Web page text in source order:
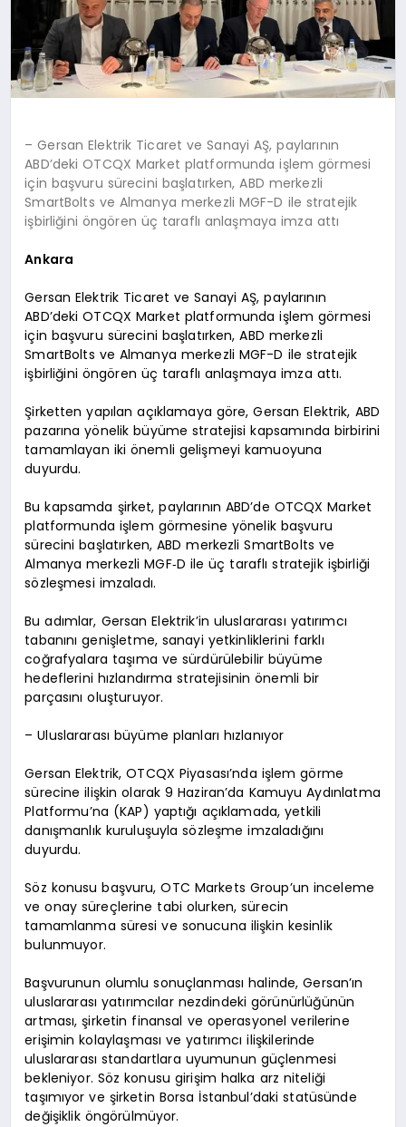
YAŞAM
DIĞER
– Gersan Elektrik Ticaret ve Sanayi AŞ, paylarının
ABD’deki OTCQX Market platformunda işlem görmesi
için başvuru sürecini başlatırken, ABD merkezli
SmartBolts ve Almanya merkezli MGF-D ile stratejik
işbirliğini öngören üç taraflı anlaşmaya imza attı
Ankara
Gersan Elektrik Ticaret ve Sanayi AŞ, paylarının
ABD’deki OTCQX Market platformunda işlem görmesi
için başvuru sürecini başlatırken, ABD merkezli
SmartBolts ve Almanya merkezli MGF-D ile stratejik
işbirliğini öngören üç taraflı anlaşmaya imza attı.
Şirketten yapılan açıklamaya göre, Gersan Elektrik, ABD
pazarına yönelik büyüme stratejisi kapsamında birbirini
tamamlayan iki önemli gelişmeyi kamuoyuna
duyurdu.
Bu kapsamda şirket, paylarının ABD’de OTCQX Market
platformunda işlem görmesine yönelik başvuru
sürecini başlatırken, ABD merkezli SmartBolts ve
Almanya merkezli MGF‑D ile üç taraflı stratejik işbirliği
sözleşmesi imzaladı.
Bu adımlar, Gersan Elektrik’in uluslararası yatırımcı
tabanını genişletme, sanayi yetkinliklerini farklı
coğrafyalara taşıma ve sürdürülebilir büyüme
hedeflerini hızlandırma stratejisinin önemli bir
parçasını oluşturuyor.
– Uluslararası büyüme planları hızlanıyor
Gersan Elektrik, OTCQX Piyasası’nda işlem görme
sürecine ilişkin olarak 9 Haziran’da Kamuyu Aydınlatma
Platformu’na (KAP) yaptığı açıklamada, yetkili
danışmanlık kuruluşuyla sözleşme imzaladığını
duyurdu.
Söz konusu başvuru, OTC Markets Group’un inceleme
ve onay süreçlerine tabi olurken, sürecin
tamamlanma süresi ve sonucuna ilişkin kesinlik
bulunmuyor.
Başvurunun olumlu sonuçlanması halinde, Gersan’ın
uluslararası yatırımcılar nezdindeki görünürlüğünün
artması, şirketin finansal ve operasyonel verilerine
erişimin kolaylaşması ve yatırımcı ilişkilerinde
uluslararası standartlara uyumunun güçlenmesi
bekleniyor. Söz konusu girişim halka arz niteliği
taşımıyor ve şirketin Borsa İstanbul’daki statüsünde
değişiklik öngörülmüyor.